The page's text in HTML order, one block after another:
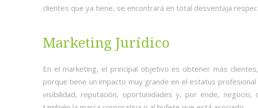
clientes que ya tiene, se encontrará en total desventaja
Marketing Jurídico
En el marketing, el principal objetivo es obtener más
porque tiene un impacto muy grande en el estatus
visibilidad, reputación, oportunidades y, por ende,